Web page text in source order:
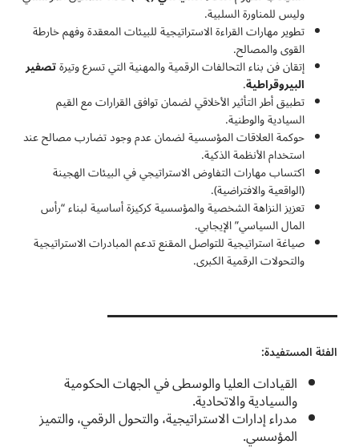
وليس للمناورة السلبية.
تطوير مهارات القراءة الاستراتيجية للبيئات المعقدة وفهم خارطة
القوى والمصالح.
إتقان فن بناء التحالفات الرقمية والمهنية التي تسرع وتيرةتصفير
البيروقراطية.
تطبيق أطر التأثير الأخلاقي لضمان توافق القرارات مع القيم
السيادية والوطنية.
حوكمة العلاقات المؤسسية لضمان عدم وجود تضارب مصالح عند
استخدام الأنظمة الذكية.
اكتساب مهارات التفاوض الاستراتيجي في البيئات الهجينة
(الواقعية والافتراضية).
تعزيز النزاهة الشخصية والمؤسسية كركيزة أساسية لبناء “رأس
المال السياسي” الإيجابي.
صياغة استراتيجية للتواصل المقنع تدعم المبادرات الاستراتيجية
والتحولات الرقمية الكبرى.
الفئة المستفيدة:
القيادات العليا والوسطى في الجهات الحكومية
والسيادية والاتحادية.
مدراء إدارات الاستراتيجية، والتحول الرقمي، والتميز
المؤسسي.